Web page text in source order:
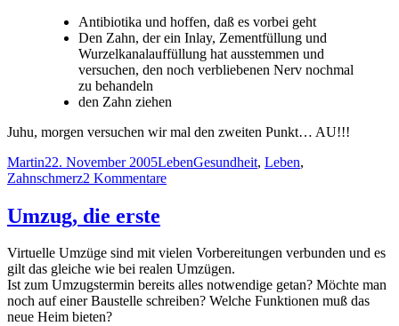
Antibiotika und hoffen, daß es vorbei geht
Den Zahn, der ein Inlay, Zementfüllung und
Wurzelkanalauffüllung hat ausstemmen und
versuchen, den noch verbliebenen Nerv nochmal
zu behandeln
den Zahn ziehen
Juhu, morgen versuchen wir mal den zweiten Punkt… AU!!!
Autor
MartinVeröffentlicht
am
22. November 2005Kategorien
LebenSchlagwörter
Gesundheit, Leben,
Zahnschmerz2 Kommentarezu
Umzug, die erste
Virtuelle Umzüge sind mit vielen Vorbereitungen verbunden und es
gilt das gleiche wie bei realen Umzügen.
Ist zum Umzugstermin bereits alles notwendige getan? Möchte man
noch auf einer Baustelle schreiben? Welche Funktionen muß das
neue Heim bieten?